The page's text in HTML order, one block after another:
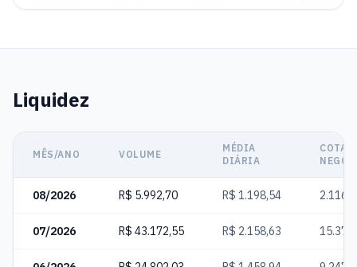
Liquidez
MÊS/ANO VOLUME
MÉDIA
DIÁRIA
COTAS
08/2026 R$ 5.992,70 R$ 1.198,54 2.116
07/2026 R$ 43.172,55 R$ 2.158,63 15.375